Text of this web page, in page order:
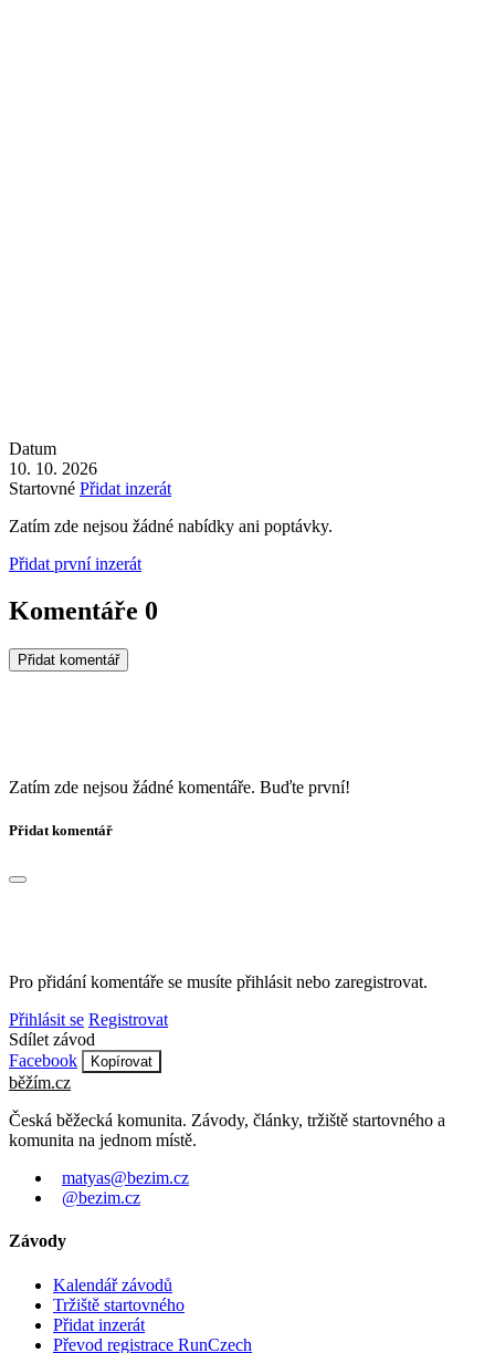
Datum
10. 10. 2026
Startovné Přidat inzerát
Zatím zde nejsou žádné nabídky ani poptávky.
Přidat první inzerát
Komentáře 0
Přidat komentář
Zatím zde nejsou žádné komentáře. Buďte první!
Přidat komentář
Pro přidání komentáře se musíte přihlásit nebo zaregistrovat.
Přihlásit se Registrovat
Sdílet závod
Facebook
Kopírovat
běžím.cz
Česká běžecká komunita. Závody, články, tržiště startovného a
komunita na jednom místě.
matyas@bezim.cz
@bezim.cz
Závody
Kalendář závodů
Tržiště startovného
Přidat inzerát
Převod registrace RunCzech